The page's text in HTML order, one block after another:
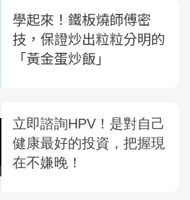
學起來！鐵板燒師傅密
技，保證炒出粒粒分明的
「黃金蛋炒飯」